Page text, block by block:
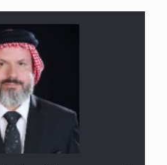
إتمام حفظ القرآن الكريم